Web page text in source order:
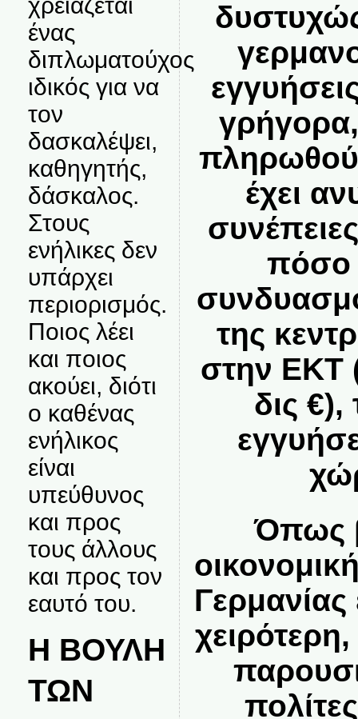
ένας
διπλωματούχος
ιδικός για να
τον
δασκαλέψει,
καθηγητής,
δάσκαλος.
Στους
ενήλικες δεν
υπάρχει
περιορισμός.
Ποιος λέει
και ποιος
ακούει, διότι
ο καθένας
ενήλικος
είναι
υπεύθυνος
και προς
τους άλλους
και προς τον
εαυτό του.
Η ΒΟΥΛΗ
ΤΩΝ
έχει
πόσο
της
στην ΕΚΤ
δις
Όπως
Γερμανίας